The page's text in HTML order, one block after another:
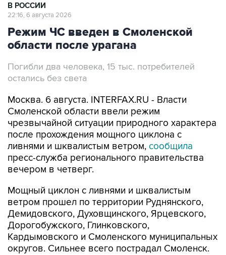
В РОССИИ
22:16, 6 августа 2026
Режим ЧС введен в Смоленской
области после урагана
Погибли два человека, 15 тыс. потребителей
остались без света
Москва. 6 августа. INTERFAX.RU - Власти
Смоленской области ввели режим
чрезвычайной ситуации природного характера
после прохождения мощного циклона с
ливнями и шквалистым ветром, сообщила
пресс-служба регионального правительства
вечером в четверг.
Мощный циклон с ливнями и шквалистым
ветром прошел по территории Руднянского,
Демидовского, Духовщинского, Ярцевского,
Дорогобужского, Глинковского,
Кардымовского и Смоленского муниципальных
округов. Сильнее всего пострадал Смоленск.